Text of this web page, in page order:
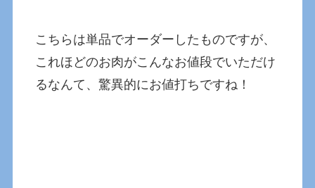
こちらは単品でオーダーしたものですが、
これほどのお肉がこんなお値段でいただけ
るなんて、驚異的にお値打ちですね！